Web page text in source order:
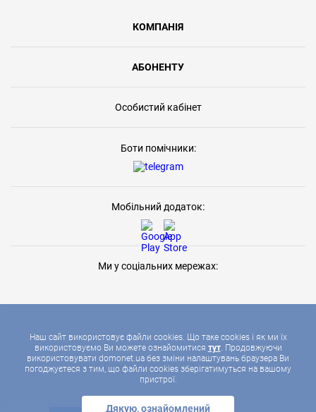
Наш сайт використовує файли cookies. Що таке cookies і як ми їх
використовуємо Ви можете ознайомитися тут. Продовжуючи
використовувати domonet.ua без зміни налаштувань браузера Ви
погоджуєтеся з тим, що файли cookies зберігатимуться на вашому
пристрої.
Дякую, ознайомлений
КОМПАНІЯ
АБОНЕНТУ
Особистий кабінет
Боти помічники:
Мобільний додаток:
Ми у соціальних мережах:
2026 © ДОМОНЕТ, УСІ ПРАВА ЗАХИЩЕНІ